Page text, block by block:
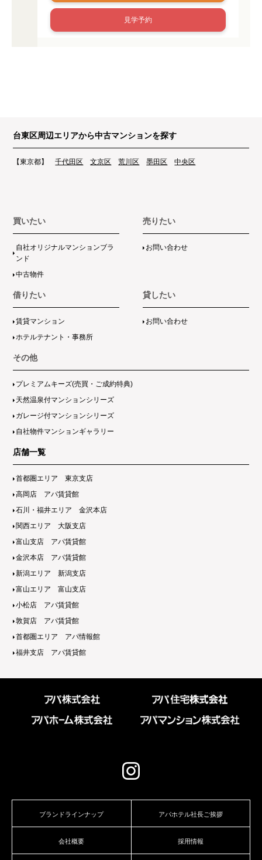
見学予約
台東区周辺エリアから中古マンションを探す
【東京都】 千代田区 文京区 荒川区 墨田区 中央区
買いたい
自社オリジナルマンションブラ
ンド
中古物件
売りたい
お問い合わせ
借りたい
賃貸マンション
ホテルテナント・事務所
貸したい
お問い合わせ
その他
プレミアムキーズ(売買・ご成約特典)
天然温泉付マンションシリーズ
ガレージ付マンションシリーズ
自社物件マンションギャラリー
店舗一覧
首都圏エリア 東京支店
高岡店 アパ賃貸館
石川・福井エリア 金沢本店
関西エリア 大阪支店
富山支店 アパ賃貸館
金沢本店 アパ賃貸館
新潟エリア 新潟支店
富山エリア 富山支店
小松店 アパ賃貸館
敦賀店 アパ賃貸館
首都圏エリア アパ情報館
福井支店 アパ賃貸館
ブランドラインナップ アパホテル社長ご挨拶
会社概要 採用情報